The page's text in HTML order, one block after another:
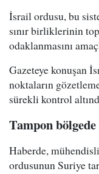
İsrail ordusu, bu
sınır birliklerinin
odaklanmasını
Gazeteye konuşan
noktaların
sürekli kontrol
Tampon
Haberde,
ordusunun Suriye